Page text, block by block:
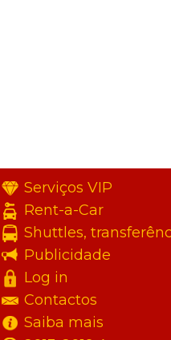
Serviços VIP
Rent-a-Car
Shuttles,
Publicidade
Log in
Contactos
Saiba mais